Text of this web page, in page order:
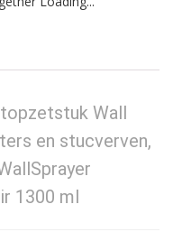
Wall
en stucverven,
1300 ml